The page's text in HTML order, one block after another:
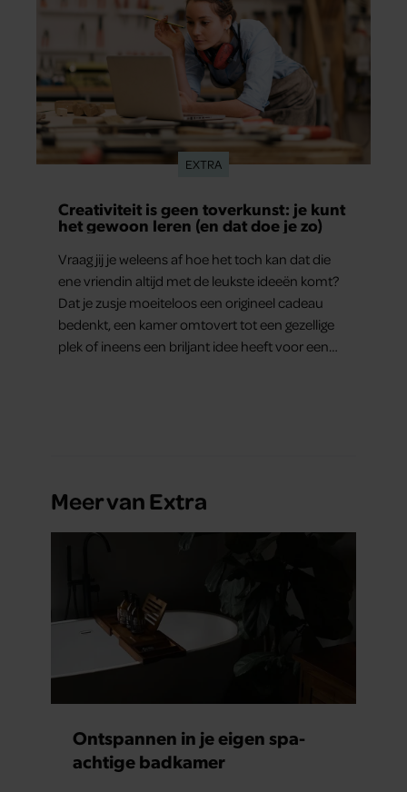
EXTRA
Creativiteit is geen toverkunst: je kunt
het gewoon leren (en dat doe je zo)
Vraag jij je weleens af hoe het toch kan dat die
ene vriendin altijd met de leukste ideeën komt?
Dat je zusje moeiteloos een origineel cadeau
bedenkt, een kamer omtovert tot een gezellige
plek of ineens een briljant idee heeft voor een
Meer van Extra
Ontspannen in je eigen spa-
achtige badkamer